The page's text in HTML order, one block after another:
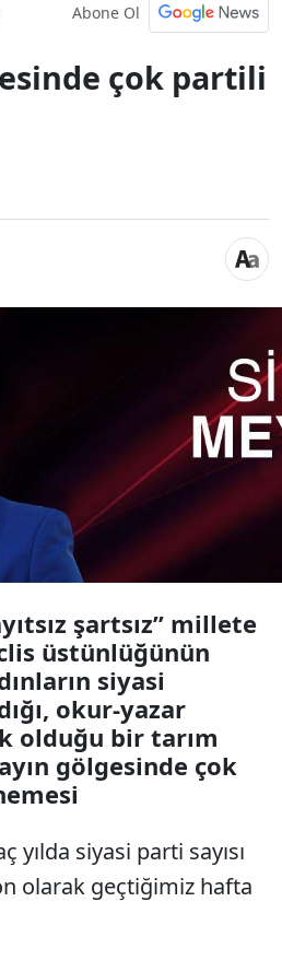
Abone Ol
çok partili
Sarayın gölgesinde
çok partili hayat
şartsız” millete
üstünlüğünün
siyasi
okur-yazar
olduğu bir tarım
gölgesinde çok
yılda siyasi parti sayısı
olarak geçtiğimiz hafta